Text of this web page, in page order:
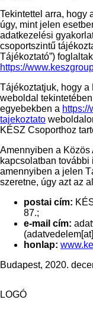
Tekintettel arra, hogy
úgy, mint jelen
adatkezelési
csoportszintű
Tájékoztató”)
https://
Tájékoztatjuk, hogy
weboldal
egyebekben a
tajekoztato
KÉSZ Csoporthoz
Amennyiben a Közös
kapcsolatban
amennyiben a jelen
szeretne, úgy azt az
postai cím:
87.;
e-mail cím:
honlap:
Budapest, 2020.
LOGÓ